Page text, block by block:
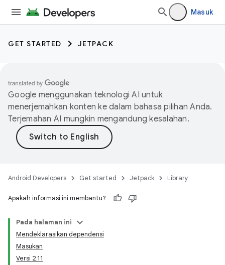
Masuk
GET STARTED JETPACK
Google menggunakan teknologi AI untuk
menerjemahkan konten ke dalam bahasa pilihan Anda.
Terjemahan AI mungkin mengandung kesalahan.
Android Developers Get started Jetpack Library
Apakah informasi ini membantu?
Pada halaman ini
Mendeklarasikan dependensi
Masukan
Versi 2.11